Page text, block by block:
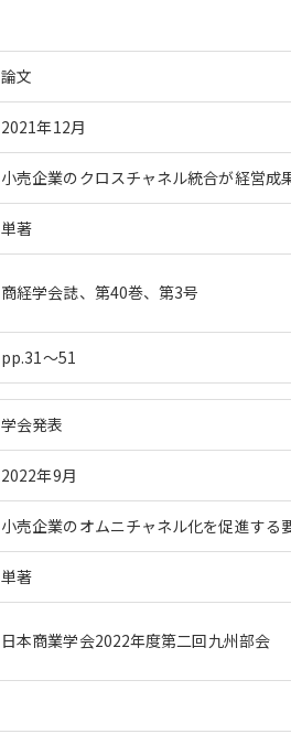
論文
2021年12月
小売企業のクロスチャネル統合が経営
単著
商経学会誌、第40巻、第3号
pp.31～51
学会発表
2022年9月
小売企業のオムニチャネル化を促進する
単著
日本商業学会2022年度第二回九州部会